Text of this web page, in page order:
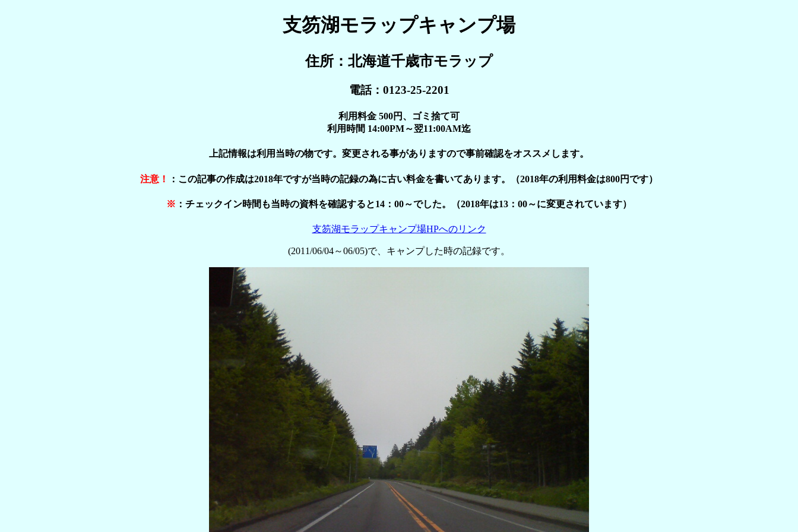
支笏湖モラップキャンプ場
住所：北海道千歳市モラップ
電話：0123-25-2201
利用料金 500円、ゴミ捨て可
利用時間 14:00PM～翌11:00AM迄
上記情報は利用当時の物です。変更される事がありますので事前確認をオススメします。
注意！ ：この記事の作成は2018年ですが当時の記録の為に古い料金を書いてあります。（2018年の利用料金は800円です）
※ ：チェックイン時間も当時の資料を確認すると14：00～でした。（2018年は13：00～に変更されています）
支笏湖モラップキャンプ場HPへのリンク
(2011/06/04～06/05)で、キャンプした時の記録です。